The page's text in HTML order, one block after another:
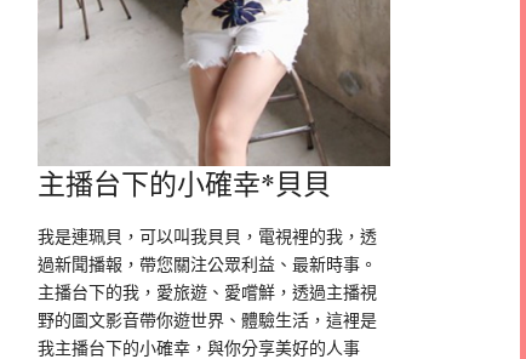
主播台下的小確幸*貝貝
我是連珮貝，可以叫我貝貝，電視裡的我，透
過新聞播報，帶您關注公眾利益、最新時事。
主播台下的我，愛旅遊、愛嚐鮮，透過主播視
野的圖文影音帶你遊世界、體驗生活，這裡是
我主播台下的小確幸，與你分享美好的人事